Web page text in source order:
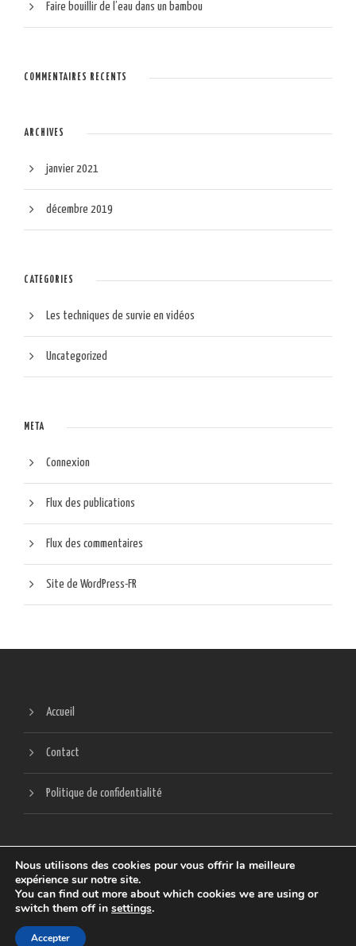
Faire bouillir de l’eau dans un bambou
COMMENTAIRES RÉCENTS
ARCHIVES
janvier 2021
décembre 2019
CATÉGORIES
Les techniques de survie en vidéos
Uncategorized
MÉTA
Connexion
Flux des publications
Flux des commentaires
Site de WordPress-FR
Accueil
Contact
Politique de confidentialité
Nous utilisons des cookies pour vous offrir la meilleure
expérience sur notre site.
You can find out more about which cookies we are using or
switch them off in settings.
Accepter